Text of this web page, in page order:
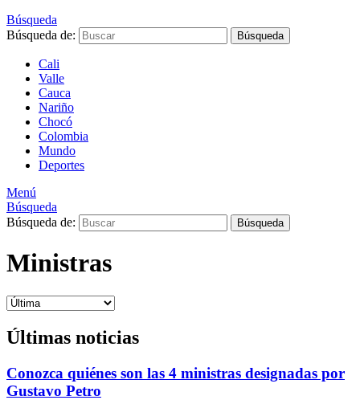
Búsqueda
Búsqueda de:
Búsqueda
Cali
Valle
Cauca
Nariño
Chocó
Colombia
Mundo
Deportes
Menú
Búsqueda
Búsqueda de:
Búsqueda
Ministras
Últimas noticias
Conozca quiénes son las 4 ministras designadas por
Gustavo Petro